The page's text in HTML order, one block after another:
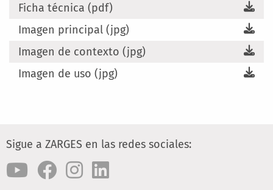
Ficha técnica (pdf)
Imagen principal (jpg)
Imagen de contexto (jpg)
Imagen de uso (jpg)
Sigue a ZARGES en las redes sociales: